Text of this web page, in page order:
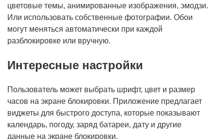
цветовые темы, анимированные изображения, эмодзи.
Или использовать собственные фотографии. Обои
могут меняться автоматически при каждой
разблокировке или вручную.
Интересные настройки
Пользователь может выбрать шрифт, цвет и размер
часов на экране блокировки. Приложение предлагает
виджеты для быстрого доступа, которые показывают
календарь, погоду, заряд батареи, дату и другие
данные на экране блокировки.